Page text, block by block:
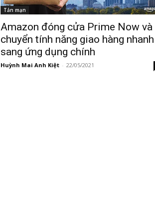
Tản mạn
Amazon đóng cửa Prime Now và
chuyển tính năng giao hàng nhanh
sang ứng dụng chính
Huỳnh Mai Anh Kiệt - 22/05/2021